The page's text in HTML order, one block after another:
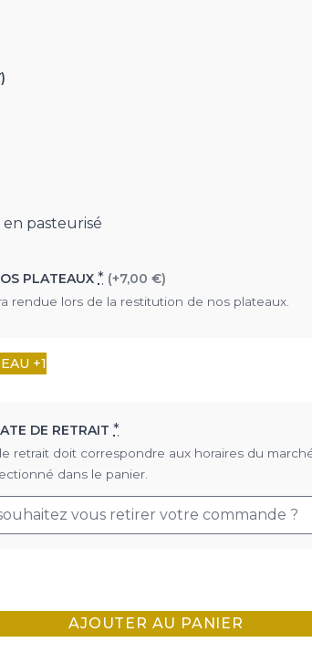
pasteurisé
PLATEAUX * (+7,00 €)
rendue lors de la restitution de nos plateaux.
+1
DE RETRAIT *
retrait doit correspondre aux horaires du
dans le panier.
AJOUTER AU PANIER